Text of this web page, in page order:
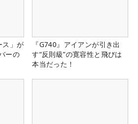
ス」が
ーの
『G740』アイアンが引き出
す“反則級”の寛容性と飛びは
本当だった！